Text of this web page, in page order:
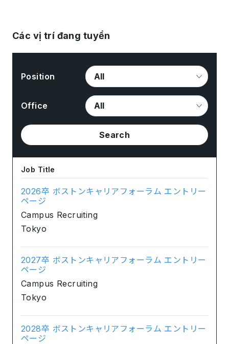
Các vị trí đang tuyển
Position
Office
Search
Job Title
2026卒 ボストンキャリアフォーラム エントリー
ページ
Campus Recruiting
Tokyo
2027卒 ボストンキャリアフォーラム エントリー
ページ
Campus Recruiting
Tokyo
2028卒 ボストンキャリアフォーラム エントリー
ページ